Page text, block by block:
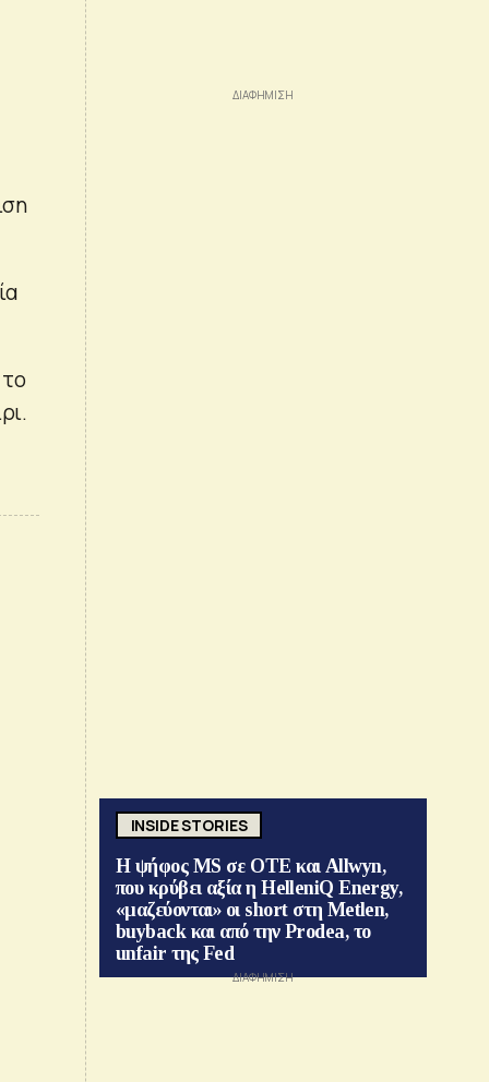
INSIDE STORIES
Η ψήφος MS σε ΟΤΕ και Allwyn,
που κρύβει αξία η HelleniQ Energy,
«μαζεύονται» οι short στη Metlen,
buyback και από την Prodea, το
unfair της Fed